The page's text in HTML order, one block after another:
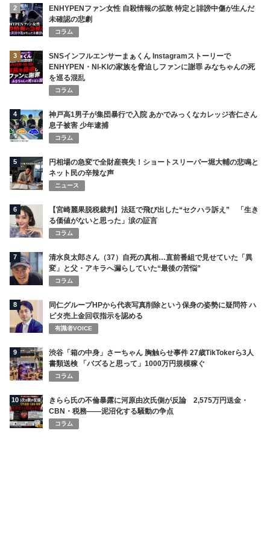
2
ENHYPENファン女性 自殺情報の拡散 特定と誹謗中傷が生んだ
未確認の悲劇
コラム
3
SNSインフルエンサーまぁくん Instagramストーリーで
ENHYPEN・NI-KIの家族を脅迫しファンに謝罪 みなちゃんの死
を巡る混乱
コラム
4
神戸高1男子が集団暴行で入院 あかでみっくなカレッジ杏仁さん
息子被害 少年逮捕
コラム
5
円相場の急変で全財産喪失！ショートスリーパー堀大輔の悲鳴と
ネット民の辛辣な声
ニュース
6
【宮崎麗果脱税裁判】法廷で飛び出した“セクハラ訴え” 「生き
る価値がないと思った」涙の証言
コラム
7
清水良太郎さん（37）自死の真相…直前番組で見せていた「異
変」と父・アキラへ漏らしていた“最後の苦悩”
コラム
8
同仁グループHPから代表写真削除という保身の姿勢に疑問符 ハ
ビタ売上金回収指示を認める
有識者VOICE
9
渋谷「箱の中身」さーちゃん 胸触らせ事件 27歳TikTokerら3人
書類送検 「バズると思って」1000万円規模稼ぐ
コラム
10
きらら氏の不倫暴露に河原由次氏側が反論 2,575万円送金・
CBN・税務――泥沼化する騒動の争点
コラム